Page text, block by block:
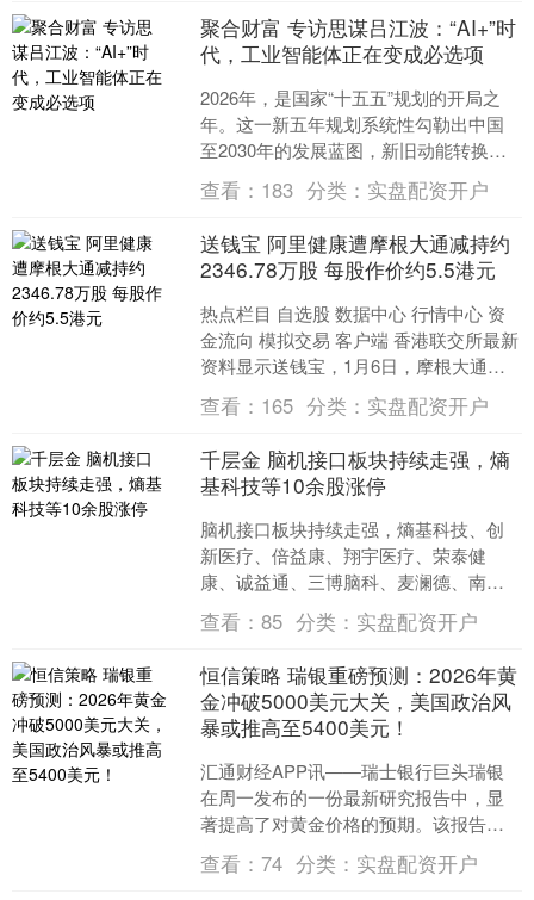
聚合财富 专访思谋吕江波：“AI+”时
代，工业智能体正在变成必选项
2026年，是国家“十五五”规划的开局之
年。这一新五年规划系统性勾勒出中国
至2030年的发展蓝图，新旧动能转换、
发展范式升级、全球格局重塑，都将在
这一时期找到新....
查看： 183 分类： 实盘配资开户
送钱宝 阿里健康遭摩根大通减持约
2346.78万股 每股作价约5.5港元
热点栏目 自选股 数据中心 行情中心 资
金流向 模拟交易 客户端 香港联交所最新
资料显示送钱宝，1月6日，摩根大通减
持阿里健康（00241）2346.7799万....
查看： 165 分类： 实盘配资开户
千层金 脑机接口板块持续走强，熵
基科技等10余股涨停
脑机接口板块持续走强，熵基科技、创
新医疗、倍益康、翔宇医疗、荣泰健
康、诚益通、三博脑科、麦澜德、南京
熊猫（维权）等10余股涨停。 海量资
讯、精准解读，尽在新浪财....
查看：85 分类： 实盘配资开户
恒信策略 瑞银重磅预测：2026年黄
金冲破5000美元大关，美国政治风
暴或推高至5400美元！
汇通财经APP讯——瑞士银行巨头瑞银
在周一发布的一份最新研究报告中，显
著提高了对黄金价格的预期。该报告指
出恒信策略，黄金价格预计将在2026年
前三个季度达到每盎....
查看：74 分类： 实盘配资开户